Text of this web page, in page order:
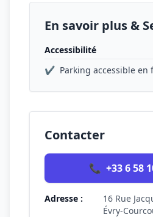
En savoir plus &
Accessibilité
✔ Parking accessible
Contacter
📞 +33 6 58
Adresse :
16 Rue
Évry-